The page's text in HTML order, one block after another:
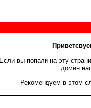
Если вы попали на эту
домен
Рекомендуем в этом